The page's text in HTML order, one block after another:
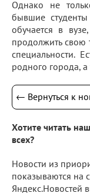
Однако не
бывшие
обучается в
продолжить свою
специальности.
родного города,
← Вернуться к
Хотите читать
всех?
Новости из
показываются на
Яндекс.Новостей